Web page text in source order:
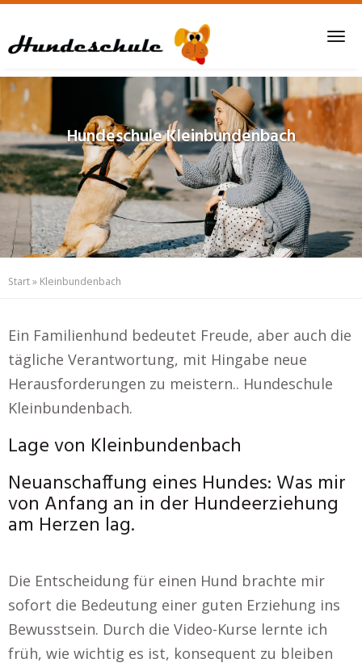
main
content
HundeschuleKleinbundenbach
Start» Kleinbundenbach
Ein Familienhund bedeutet Freude, aber auch die
tägliche Verantwortung, mit Hingabe neue
Herausforderungen zu meistern.. Hundeschule
Kleinbundenbach.
Lage von Kleinbundenbach
Neuanschaffung eines Hundes: Was mir
von Anfang an in der Hundeerziehung
am Herzen lag.
Die Entscheidung für einen Hund brachte mir
sofort die Bedeutung einer guten Erziehung ins
Bewusstsein. Durch die Video-Kurse lernte ich
früh, wie wichtig es ist, konsequent zu bleiben